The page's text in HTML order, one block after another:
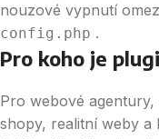
nouzové vypnutí
config.php .
Pro koho je
Pro webové
shopy, realitní weby a